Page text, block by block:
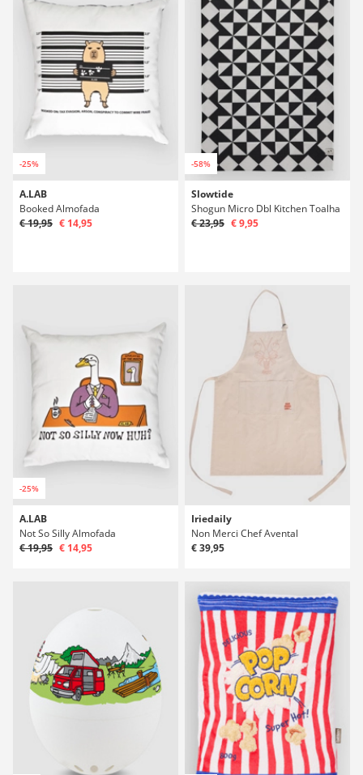
-25%
A.LAB
Booked Almofada
€ 19,95 € 14,95
-58%
Slowtide
Shogun Micro Dbl Kitchen Toalha
€ 23,95 € 9,95
-25%
A.LAB
Not So Silly Almofada
€ 19,95 € 14,95
Iriedaily
Non Merci Chef Avental
€ 39,95